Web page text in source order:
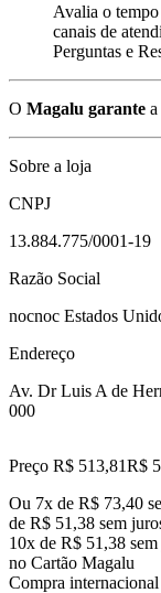
Avalia o
canais de
Perguntas e
O Magalu garante
Sobre a loja
CNPJ
13.884.775/0001-19
Razão Social
nocnoc Estados
Endereço
Av. Dr Luis A de
000
Preço R$ 513,81R$
Ou 7x de R$ 73,40
de R$ 51,38 sem
10x de R$ 51,38
no Cartão Magalu
Compra internacional